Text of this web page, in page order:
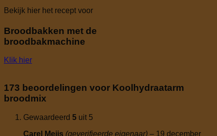
Bekijk hier het recept voor
Broodbakken met de
broodbakmachine
Klik hier
173 beoordelingen voor Koolhydraatarm
broodmix
Gewaardeerd 5 uit 5
Carel Meijs (geverifieerde eigenaar) – 19 december